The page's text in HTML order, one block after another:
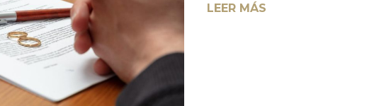
LEER MÁS